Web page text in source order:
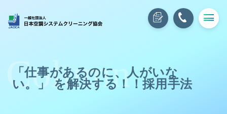
「仕事があるのに、人がいな
い。」 を解決する！！採用手法